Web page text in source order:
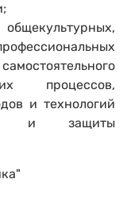
процессов,
и технологий
и защиты